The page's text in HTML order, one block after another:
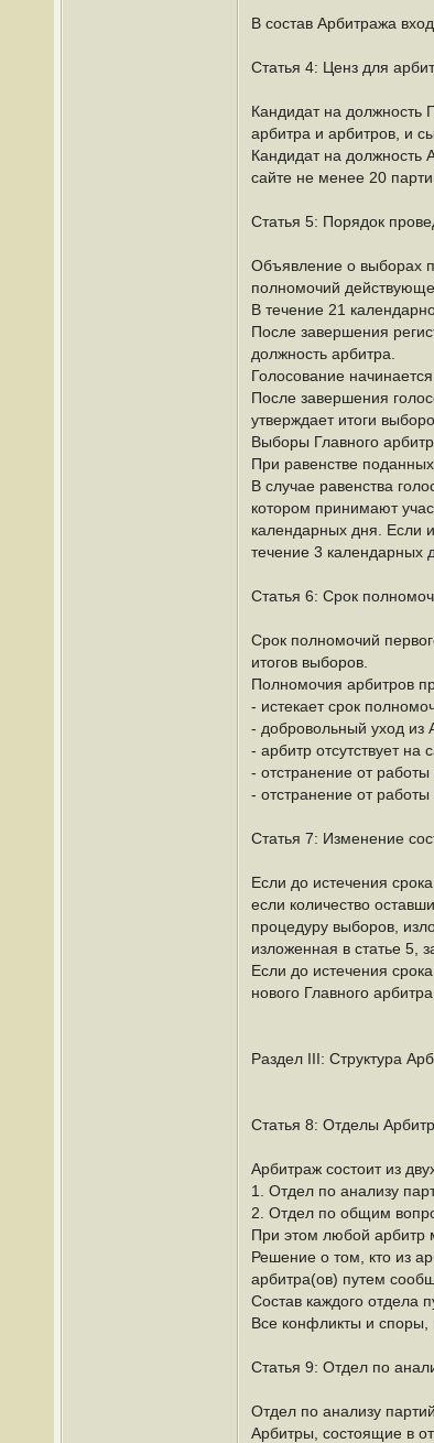
В состав Арбитража
Статья 4: Ценз для
Кандидат на должность
арбитра и арбитров, и
Кандидат на должность
сайте не менее 20
Статья 5: Порядок
Объявление о выборах
полномочий
В течение 21
После завершения
должность арбитра.
Голосование
После завершения
утверждает итоги
Выборы Главного
При равенстве
В случае равенства
котором принимают
календарных дня. Если
течение 3 календарных
Статья 6: Срок
Срок полномочий
итогов выборов.
Полномочия арбитров
- истекает срок
- добровольный уход из
- арбитр отсутствует
- отстранение от
- отстранение от
Статья 7: Изменение
Если до истечения
если количество
процедуру выборов,
изложенная в статье 5,
Если до истечения
нового Главного
Раздел III: Структура
Статья 8: Отделы
Арбитраж состоит из
1. Отдел по анализу
2. Отдел по общим
При этом любой арбитр
Решение о том, кто из
арбитра(ов) путем
Состав каждого отдела
Все конфликты и споры,
Статья 9: Отдел по
Отдел по анализу
Арбитры, состоящие в